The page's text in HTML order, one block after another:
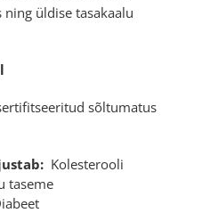
üldise tasakaalu
sõltumatus
Kolesterooli
taseme